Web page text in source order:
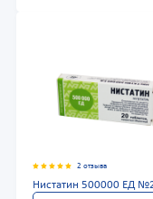
2 отзыва
Нистатин 500000 ЕД